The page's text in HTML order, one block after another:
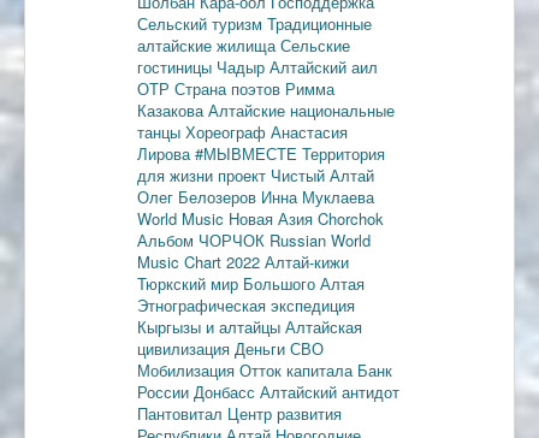
Сельский туризм Традиционные
алтайские жилищаСельские
гостиницы Чадыр Алтайский аил
ОТР Страна поэтов Римма
КазаковаАлтайские национальные
танцы Хореограф Анастасия
Лирова#МЫВМЕСТЕ Территория
для жизни проект Чистый Алтай
Олег Белозеров Инна Муклаева
World Music Новая Азия Chorchok
Альбом ЧОРЧОК Russian World
Music Chart 2022 Алтай-кижи
Тюркский мир Большого Алтая
Этнографическая экспедиция
Кыргызы и алтайцы Алтайская
цивилизация Деньги СВО
Мобилизация Отток капитала Банк
России Донбасс Алтайский антидот
Пантовитал Центр развития